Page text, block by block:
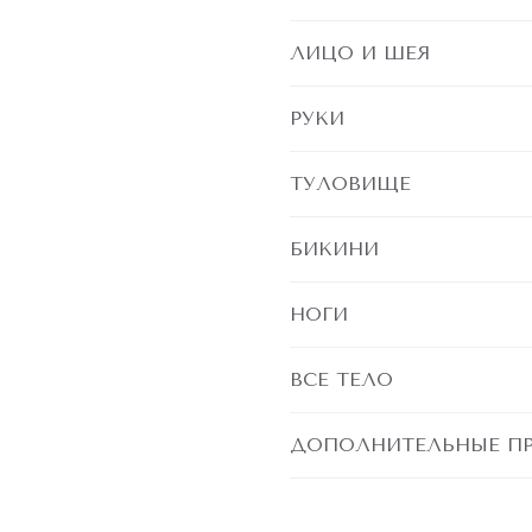
ЛИЦО И ШЕЯ
РУКИ
ТУЛОВИЩЕ
БИКИНИ
НОГИ
ВСЕ ТЕЛО
ДОПОЛНИТЕЛЬНЫЕ